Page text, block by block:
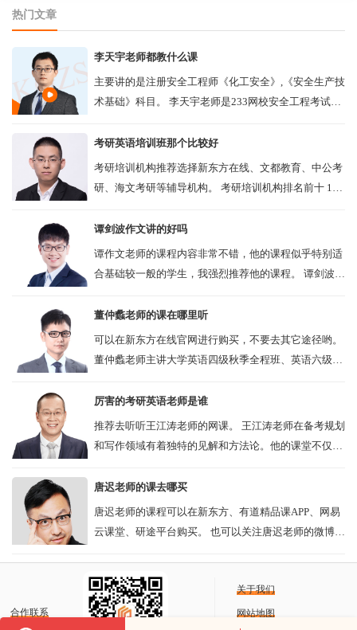
热门文章
李天宇老师都教什么课
主要讲的是注册安全工程师《化工安全》,《安全生产技
术基础》科目。 李天宇老师是233网校安全工程考试授
的老师是所有...
考研英语培训班那个比较好
考研培训机构推荐选择新东方在线、文都教育、中公考
研、海文考研等辅导机构。 考研培训机构排名前十 1、
网站，专注考研培训16年，完...
谭剑波作文讲的好吗
谭作文老师的课程内容非常不错，他的课程似乎特别适
合基础较一般的学生，我强烈推荐他的课程。 谭剑波主
教师，江西科院客座教授，曾获高...
董仲蠡老师的课在哪里听
可以在新东方在线官网进行购买，不要去其它途径哟。
董仲蠡老师主讲大学英语四级秋季全程班、英语六级无
方就是其中一个，新东方也是老...
厉害的考研英语老师是谁
推荐去听听王江涛老师的网课。 王江涛老师在备考规划
和写作领域有着独特的见解和方法论。他的课堂不仅充
轻松愉快的氛围中提高自己的英语水...
唐迟老师的课去哪买
唐迟老师的课程可以在新东方、有道精品课APP、网易
云课堂、研途平台购买。 也可以关注唐迟老师的微博获
合作联系
关于我们
网站地图